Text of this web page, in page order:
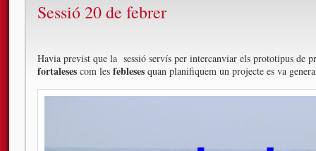
Sessió 20 de febrer
Havia previst que la sessió servís per intercanviar els prototipus de
fortaleses com les febleses quan planifiquem un projecte es va